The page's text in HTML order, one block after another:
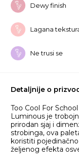
Dewy finish
Lagana
Ne trusi se
Detaljnije o
Too Cool For
Luminous je
prirodan sjaj i
strobinga, ova
koristiti
željenog efekta